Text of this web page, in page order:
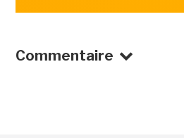
Commentaire